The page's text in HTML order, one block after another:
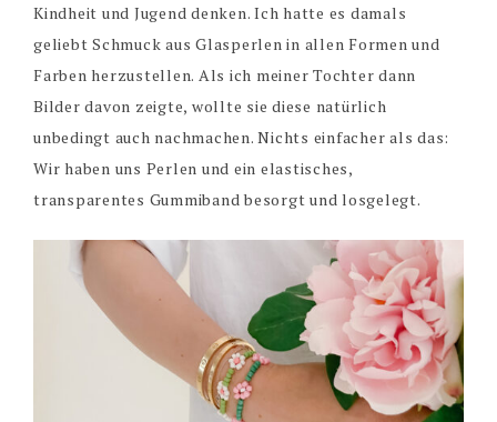
Kindheit und Jugend denken. Ich hatte es damals
geliebt Schmuck aus Glasperlen in allen Formen und
Farben herzustellen. Als ich meiner Tochter dann
Bilder davon zeigte, wollte sie diese natürlich
unbedingt auch nachmachen. Nichts einfacher als das:
Wir haben uns Perlen und ein elastisches,
transparentes Gummiband besorgt und losgelegt.